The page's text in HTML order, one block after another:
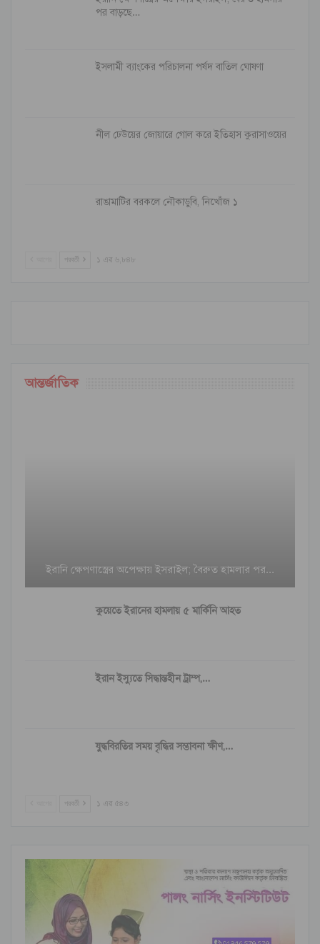
পর বাড়ছে…
ইসলামী ব্যাংকের পরিচালনা পর্ষদ বাতিল ঘোষণা
নীল ঢেউয়ের জোয়ারে গোল করে ইতিহাস কুরাসাওয়ের
রাঙামাটির বরকলে নৌকাডুবি, নিখোঁজ ১
পরবর্তী ১ এর ৬,৮৪৮
আন্তর্জাতিক
ইরানি ক্ষেপণাস্ত্রের অপেক্ষায় ইসরাইল; বৈরুত হামলার পর…
কুয়েতে ইরানের হামলায় ৫ মার্কিনি আহত
ইরান ইস্যুতে সিদ্ধান্তহীন ট্রাম্প,…
যুদ্ধবিরতির সময় বৃদ্ধির সম্ভাবনা ক্ষীণ,…
পরবর্তী ১ এর ৫৪৩